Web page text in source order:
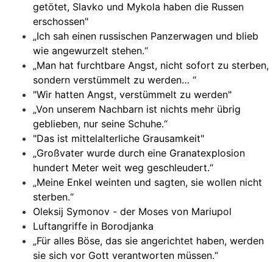
getötet, Slavko und Mykola haben die Russen
erschossen"
„Ich sah einen russischen Panzerwagen und blieb
wie angewurzelt stehen.“
„Man hat furchtbare Angst, nicht sofort zu sterben,
sondern verstümmelt zu werden… “
"Wir hatten Angst, verstümmelt zu werden"
„Von unserem Nachbarn ist nichts mehr übrig
geblieben, nur seine Schuhe.“
"Das ist mittelalterliche Grausamkeit"
„Großvater wurde durch eine Granatexplosion
hundert Meter weit weg geschleudert.“
„Meine Enkel weinten und sagten, sie wollen nicht
sterben.“
Oleksij Symonov - der Moses von Mariupol
Luftangriffe in Borodjanka
„Für alles Böse, das sie angerichtet haben, werden
sie sich vor Gott verantworten müssen.“